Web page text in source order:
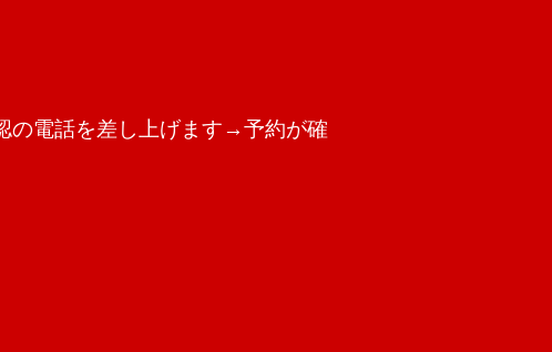
の電話を差し上げます→予約が確